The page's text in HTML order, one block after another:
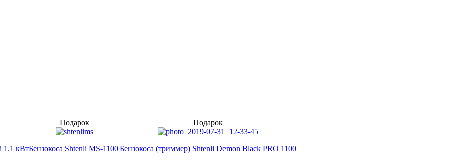
1.1 кВт
Подарок
Бензокоса Shtenli MS-1100
Подарок
Бензокоса (триммер) Shtenli Demon Black PRO 1100